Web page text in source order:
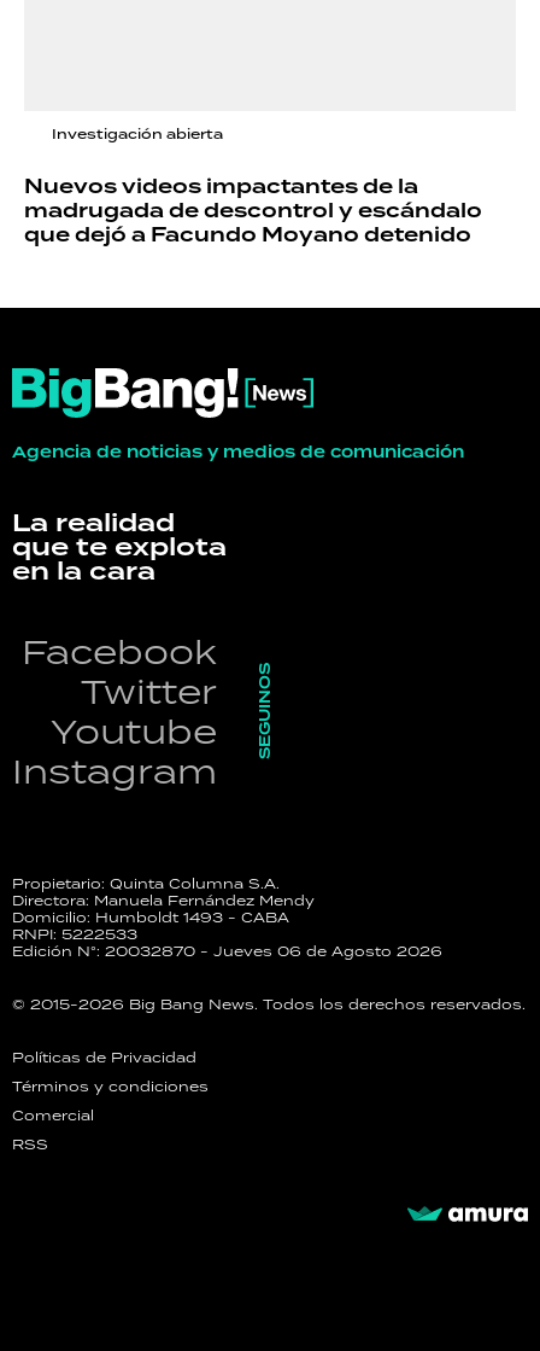
Investigación abierta
Nuevos videos impactantes de la
madrugada de descontrol y escándalo
que dejó a Facundo Moyano detenido
Agencia de noticias y medios de comunicación
La realidad
que te explota
en la cara
Facebook
Twitter
Youtube
Instagram
SEGUINOS
Propietario: Quinta Columna S.A.
Directora: Manuela Fernández Mendy
Domicilio: Humboldt 1493 - CABA
RNPI: 5222533
Edición N°: 20032870 - Jueves 06 de Agosto 2026
© 2015-2026 Big Bang News. Todos los derechos reservados.
Políticas de Privacidad
Términos y condiciones
Comercial
RSS